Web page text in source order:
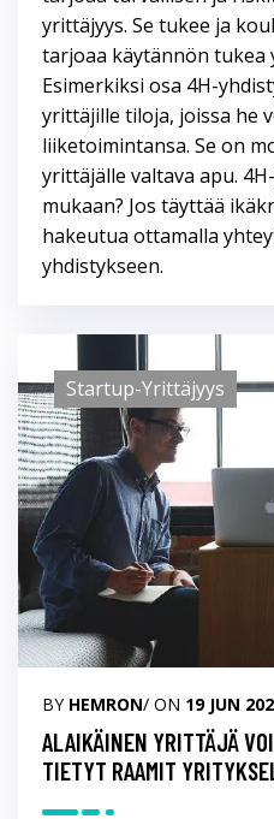
yrittäjyys. Se tukee ja
tarjoaa käytännön tukea
Esimerkiksi osa 4H-
yrittäjille tiloja, joissa he
liiketoimintansa. Se on
yrittäjälle valtava apu.
mukaan? Jos täyttää
hakeutua ottamalla
yhdistykseen.
Startup-Yrittäjyys
BY HEMRON/ ON 19 JUN
ALAIKÄINEN YRITTÄJÄ
TIETYT RAAMIT